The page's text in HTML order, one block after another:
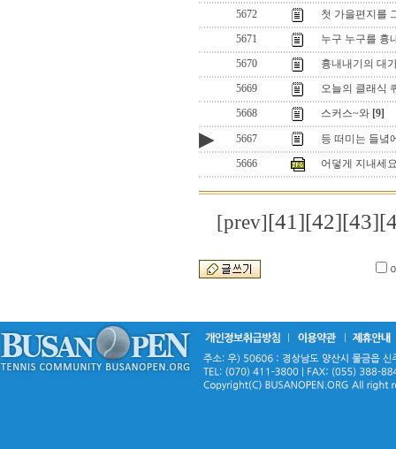
5672
첫 가을편지를
5671
누구 누구를 흉
5670
흉내내기의 대
5669
오늘의 클래식
5668
스커스~와 [9]
▶ 5667
등 떠미는 들녘
5666
어덯게 지내세
[prev][41][42][43]